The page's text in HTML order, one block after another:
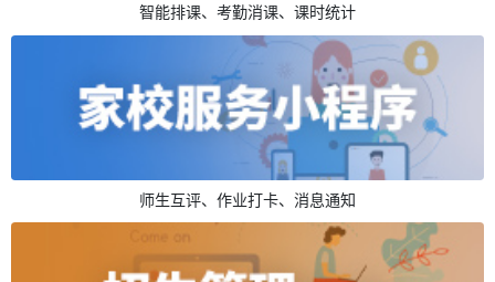
智能排课、考勤消课、课时统计
师生互评、作业打卡、消息通知